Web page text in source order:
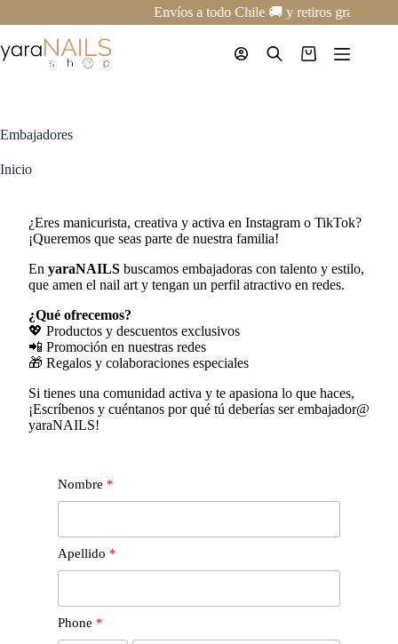
al
contenido
Envíos a todo Chile 🚚 y retiros gratis en
Carro
Embajadores
Inicio
¿Eres manicurista, creativa y activa en Instagram o TikTok?
¡Queremos que seas parte de nuestra familia!
En yaraNAILS buscamos embajadoras con talento y estilo,
que amen el nail art y tengan un perfil atractivo en redes.
¿Qué ofrecemos?
💖 Productos y descuentos exclusivos
📲 Promoción en nuestras redes
🎁 Regalos y colaboraciones especiales
Si tienes una comunidad activa y te apasiona lo que haces,
¡Escríbenos y cuéntanos por qué tú deberías ser embajador@
yaraNAILS!
Nombre
Apellido
Phone